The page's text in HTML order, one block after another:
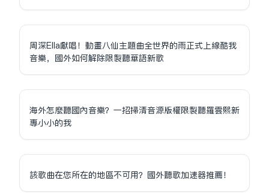
周深Ella獻唱！動畫八仙主題曲全世界的雨正式上線酷我
音樂，國外如何解除限制聽華語新歌
海外怎麼聽國內音樂？一招掃清音源版權限制聽羅雲熙新
專小小的我
該歌曲在您所在的地區不可用？國外聽歌加速器推薦！